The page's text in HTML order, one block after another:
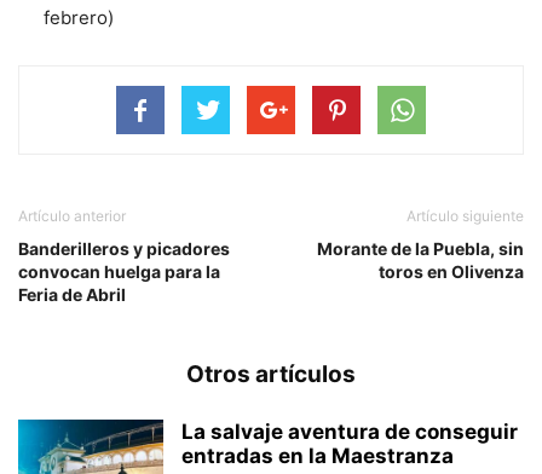
febrero)
Artículo anterior
Banderilleros y picadores
convocan huelga para la
Feria de Abril
Artículo siguiente
Morante de la Puebla, sin
toros en Olivenza
Otros artículos
La salvaje aventura de conseguir
entradas en la Maestranza